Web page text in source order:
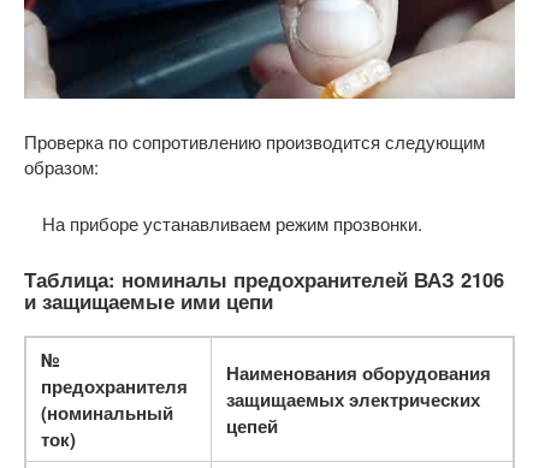
Проверка по сопротивлению производится следующим
образом:
На приборе устанавливаем режим прозвонки.
Таблица: номиналы предохранителей ВАЗ 2106
и защищаемые ими цепи
№
предохранителя
(номинальный
ток)
Наименования оборудования
защищаемых электрических
цепей